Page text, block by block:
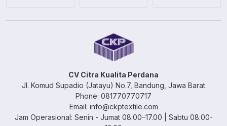
CV Citra Kualita Perdana
Jl. Komud Supadio (Jatayu) No.7, Bandung, Jawa Barat
Phone: 081770770717
Email: info@ckptextile.com
Jam Operasional: Senin - Jumat 08.00–17.00 | Sabtu 08.00-